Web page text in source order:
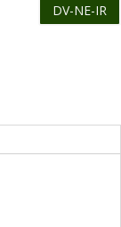
DV-NE-IR